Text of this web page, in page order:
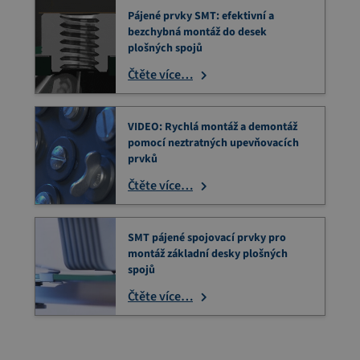
Pájené prvky SMT: efektivní a
bezchybná montáž do desek
plošných spojů
Čtěte více…
VIDEO: Rychlá montáž a demontáž
pomocí neztratných upevňovacích
prvků
Čtěte více…
SMT pájené spojovací prvky pro
montáž základní desky plošných
spojů
Čtěte více…